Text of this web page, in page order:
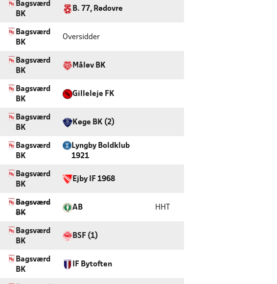
Bagsværd
BK
B. 77, Rødovre
Bagsværd
BK
Oversidder
Bagsværd
BK
Måløv BK
Bagsværd
BK
Gilleleje FK
Bagsværd
BK
Køge BK (2)
Bagsværd
BK
Lyngby Boldklub
1921
Bagsværd
BK
Ejby IF 1968
Bagsværd
BK
AB HHT
Bagsværd
BK
BSF (1)
Bagsværd
BK
IF Bytoften